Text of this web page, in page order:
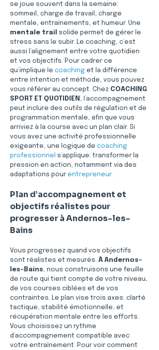
se joue souvent dans la semaine:
sommeil, charge de travail, charge
mentale, entraînements, et humeur. Une
mentale trail
solide permet de gérer le
stress sans le subir. Le coaching, c’est
aussi l’alignement entre votre quotidien
et vos objectifs. Pour cadrer ce
qu’implique le coaching et la différence
entre intention et méthode, vous pouvez
vous référer au concept. Chez COACHING
SPORT ET QUOTIDIEN , l’accompagnement
peut inclure des outils de régulation et de
programmation mentale, afin que vous
arriviez à la course avec un plan clair. Si
vous avez une activité professionnelle
exigeante, une logique de coaching
professionnel
s’applique: transformer la
pression en action, notamment via des
adaptations pour entrepreneur.
Plan d’accompagnement et
objectifs réalistes pour
progresser à Andernos-les-
Bains
Vous progressez quand vos objectifs
sont réalistes et mesurés. À Andernos-
les-Bains, nous construisons une feuille
de route qui tient compte de votre niveau,
de vos courses ciblées et de vos
contraintes. Le plan vise trois axes: clarté
tactique, stabilité émotionnelle, et
récupération mentale entre les efforts.
Vous choisissez un rythme
d’accompagnement compatible avec
votre entraînement. Pour voir comment